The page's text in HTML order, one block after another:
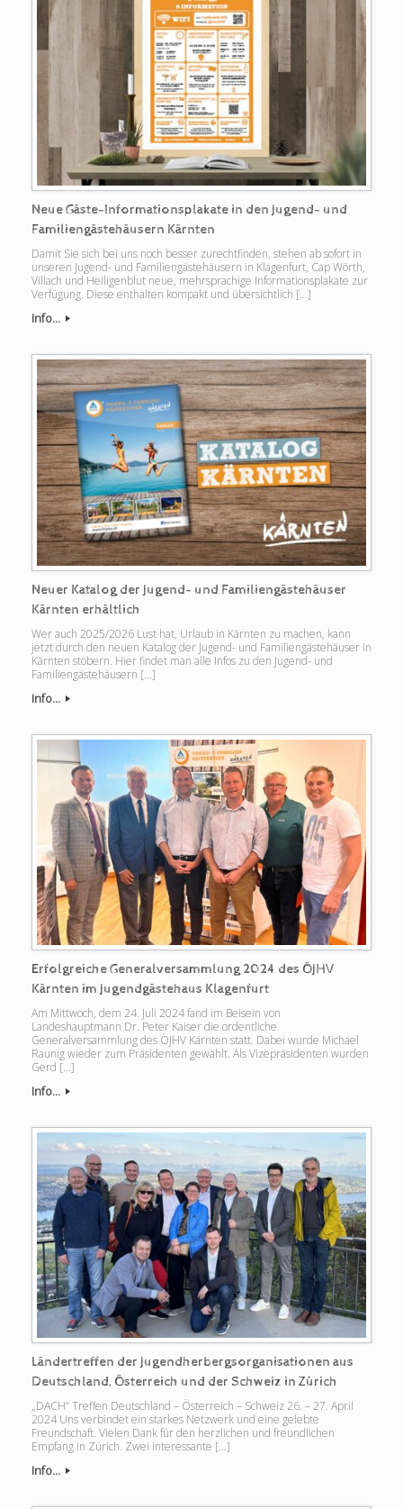
Neue Gäste-Informationsplakate in den Jugend- und
Familiengästehäusern Kärnten
Damit Sie sich bei uns noch besser zurechtfinden, stehen ab sofort in
unseren Jugend- und Familiengästehäusern in Klagenfurt, Cap Wörth,
Villach und Heiligenblut neue, mehrsprachige Informationsplakate zur
Verfügung. Diese enthalten kompakt und übersichtlich […]
Info...
Neuer Katalog der Jugend- und Familiengästehäuser
Kärnten erhältlich
Wer auch 2025/2026 Lust hat, Urlaub in Kärnten zu machen, kann
jetzt durch den neuen Katalog der Jugend- und Familiengästehäuser in
Kärnten stöbern. Hier findet man alle Infos zu den Jugend- und
Familiengästehäusern […]
Info...
Erfolgreiche Generalversammlung 2024 des ÖJHV
Kärnten im Jugendgästehaus Klagenfurt
Am Mittwoch, dem 24. Juli 2024 fand im Beisein von
Landeshauptmann Dr. Peter Kaiser die ordentliche
Generalversammlung des ÖJHV Kärnten statt. Dabei wurde Michael
Raunig wieder zum Präsidenten gewählt. Als Vizepräsidenten wurden
Gerd […]
Info...
Ländertreffen der Jugendherbergsorganisationen aus
Deutschland, Österreich und der Schweiz in Zürich
„DACH“ Treffen Deutschland – Österreich – Schweiz 26. – 27. April
2024 Uns verbindet ein starkes Netzwerk und eine gelebte
Freundschaft. Vielen Dank für den herzlichen und freundlichen
Empfang in Zürich. Zwei interessante […]
Info...